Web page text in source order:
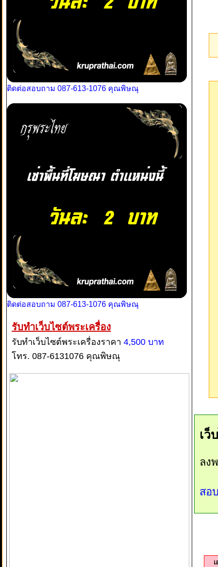
ติดต่อสอบถาม 087-613-1076 คุณพิษณุ
ติดต่อสอบถาม 087-613-1076 คุณพิษณุ
รับทำเว็บไซต์พระเครื่อง
รับทำเว็บไซต์พระเครื่องราคา 4,500 บาท
โทร. 087-6131076 คุณพิษณุ
เว็
ลง
สอ